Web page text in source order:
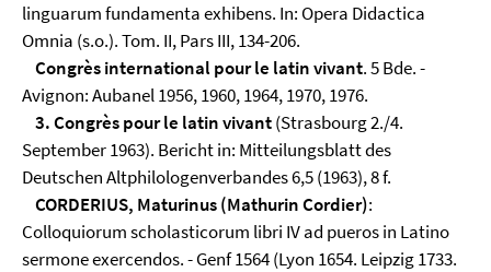
linguarum fundamenta exhibens. In: Opera Didactica
Omnia (s.o.). Tom. II, Pars III, 134-206.
Congrès international pour le latin vivant. 5 Bde. -
Avignon: Aubanel 1956, 1960, 1964, 1970, 1976.
3. Congrès pour le latin vivant(Strasbourg 2./4.
September 1963). Bericht in: Mitteilungsblatt des
Deutschen Altphilologenverbandes 6,5 (1963), 8 f.
CORDERIUS, Maturinus (Mathurin Cordier):
Colloquiorum scholasticorum libri IV ad pueros in Latino
sermone exercendos. - Genf 1564 (Lyon 1654. Leipzig 1733.